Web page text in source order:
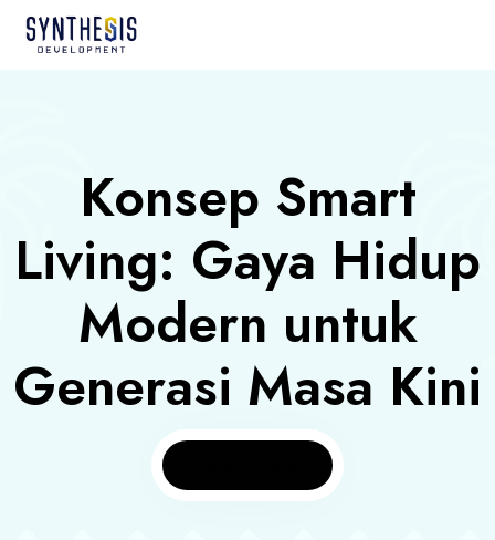
Konsep Smart
Living: Gaya Hidup
Modern untuk
Generasi Masa Kini